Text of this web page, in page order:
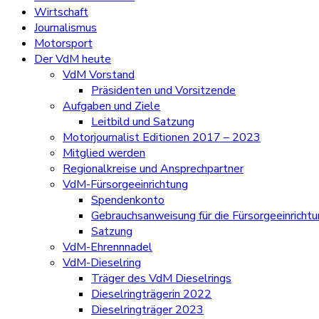
Wirtschaft
Journalismus
Motorsport
Der VdM heute
VdM Vorstand
Präsidenten und Vorsitzende
Aufgaben und Ziele
Leitbild und Satzung
Motorjournalist Editionen 2017 – 2023
Mitglied werden
Regionalkreise und Ansprechpartner
VdM-Fürsorgeeinrichtung
Spendenkonto
Gebrauchsanweisung für die
Satzung
VdM-Ehrennnadel
VdM-Dieselring
Träger des VdM Dieselrings
Dieselringträgerin 2022
Dieselringträger 2023